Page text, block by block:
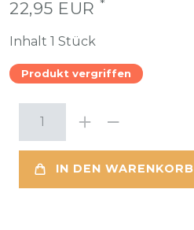
22,95 EUR *
Inhalt 1 Stück
Produkt vergriffen
IN DEN WARENKORB